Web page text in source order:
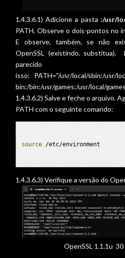
1.4.3.6.1) Adicione a pasta :/usr/
PATH. Observe o dois-pontos no
E observe, também, se não
OpenSSL (existindo, substitua).
isso: PATH="/usr/local/sbin:/usr/
bin:/bin:/usr/games:/usr/local/games
1.4.3.6.2) Salve e feche o arquivo.
PATH com o seguinte comando:
source /etc/environment
1.4.3.6.3) Verifique a versão do
OpenSSL 1.1.1u 30